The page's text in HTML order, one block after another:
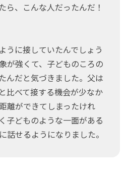
ら、こんな人だったんだ！
うに接していたんでしょう
が強くて、子どものころの
んだと気づきました。父は
比べて接する機会が少なか
離ができてしまったけれ
子どものような一面がある
話せるようになりました。